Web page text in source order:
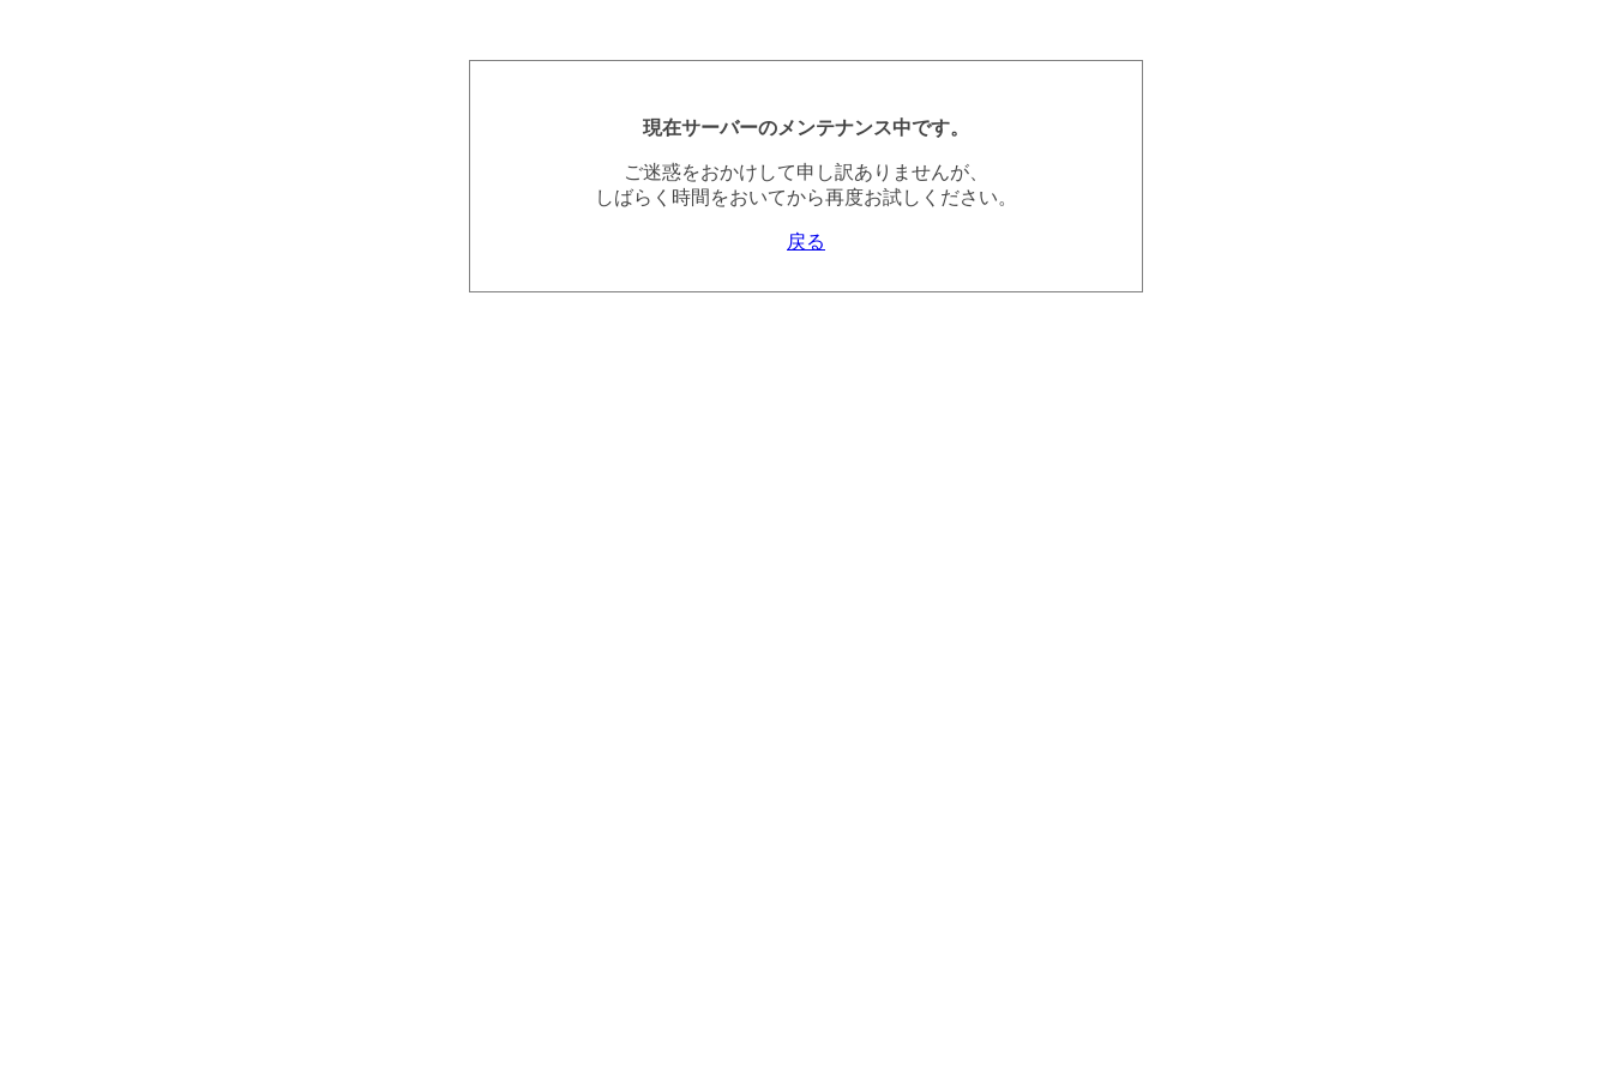
現在サーバーのメンテナンス中です。
ご迷惑をおかけして申し訳ありませんが、
しばらく時間をおいてから再度お試しください。
戻る